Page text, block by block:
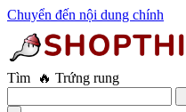
Chuyển đến nội dung chính
Tìm 🔥 Máy thủ dâm